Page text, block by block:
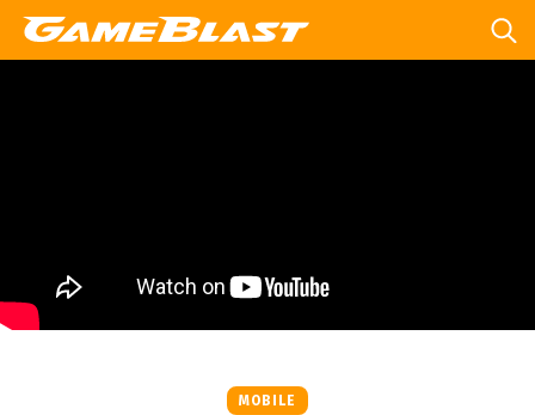
MOBILE